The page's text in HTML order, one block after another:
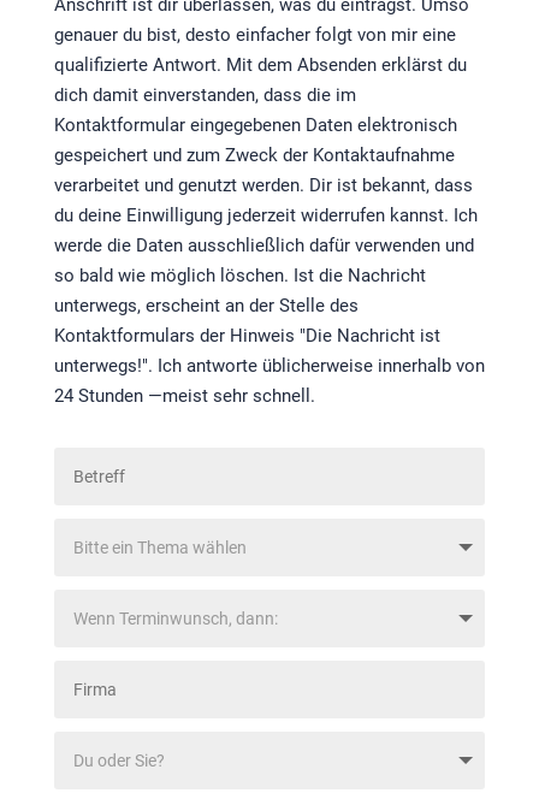
Anschrift ist dir überlassen, was du einträgst. Umso
genauer du bist, desto einfacher folgt von mir eine
qualifizierte Antwort. Mit dem Absenden erklärst du
dich damit einverstanden, dass die im
Kontaktformular eingegebenen Daten elektronisch
gespeichert und zum Zweck der Kontaktaufnahme
verarbeitet und genutzt werden. Dir ist bekannt, dass
du deine Einwilligung jederzeit widerrufen kannst. Ich
werde die Daten ausschließlich dafür verwenden und
so bald wie möglich löschen. Ist die Nachricht
unterwegs, erscheint an der Stelle des
Kontaktformulars der Hinweis "Die Nachricht ist
unterwegs!". Ich antworte üblicherweise innerhalb von
24 Stunden —meist sehr schnell.